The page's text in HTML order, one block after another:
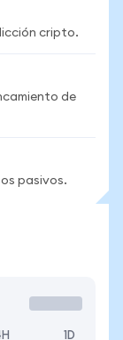
cripto.
de
pasivos.
1D